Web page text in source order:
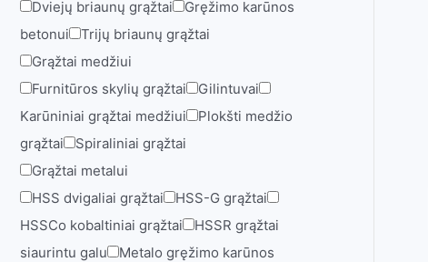
Dviejų briaunų grąžtai
Gręžimo karūnos
betonui
Trijų briaunų grąžtai
Grąžtai medžiui
Furnitūros skylių grąžtai
Gilintuvai
Karūniniai grąžtai medžiui
Plokšti medžio
grąžtai
Spiraliniai grąžtai
Grąžtai metalui
HSS dvigaliai grąžtai
HSS-G grąžtai
HSSCo kobaltiniai grąžtai
HSSR grąžtai
siaurintu galu
Metalo gręžimo karūnos